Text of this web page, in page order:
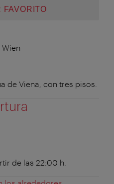
FAVORITO
Wien
de Viena, con tres pisos.
de las 22:00 h.